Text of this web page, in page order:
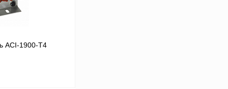
ACI-1900-T4